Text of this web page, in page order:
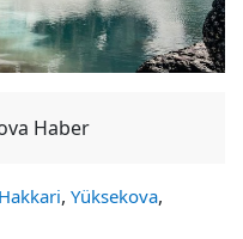
Haber
Hakkari, Yüksekova,